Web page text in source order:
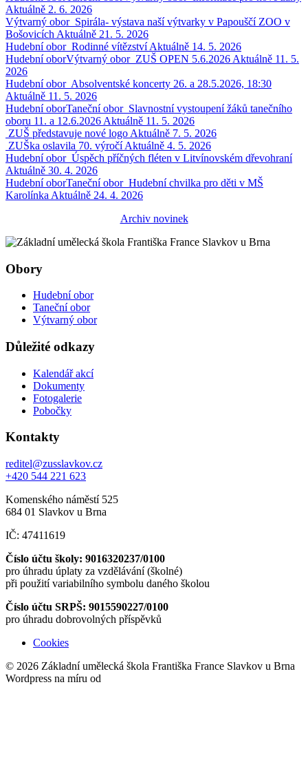
Aktuálně 2. 6. 2026
Výtvarný obor Spirála- výstava naší výtvarky v Papouščí ZOO v
Bošovicích Aktuálně 21. 5. 2026
Hudební obor Rodinné vítězství Aktuálně 14. 5. 2026
Hudební oborVýtvarný obor ZUŠ OPEN 5.6.2026 Aktuálně 11. 5.
2026
Hudební obor Absolventské koncerty 26. a 28.5.2026, 18:30
Aktuálně 11. 5. 2026
Hudební oborTaneční obor Slavnostní vystoupení žáků tanečního
oboru 11. a 12.6.2026 Aktuálně 11. 5. 2026
ZUŠ představuje nové logo Aktuálně 7. 5. 2026
ZUŠka oslavila 70. výročí Aktuálně 4. 5. 2026
Hudební obor Úspěch příčných fléten v Litvínovském dřevohraní
Aktuálně 30. 4. 2026
Hudební oborTaneční obor Hudební chvilka pro děti v MŠ
Karolínka Aktuálně 24. 4. 2026
Archiv novinek
Obory
Hudební obor
Taneční obor
Výtvarný obor
Důležité odkazy
Kalendář akcí
Dokumenty
Fotogalerie
Pobočky
Kontakty
reditel@zusslavkov.cz
+420 544 221 623
Komenského náměstí 525
684 01 Slavkov u Brna
IČ: 47411619
Číslo účtu školy: 9016320237/0100
pro úhradu úplaty za vzdělávání (školné)
při použití variabilního symbolu daného školou
Číslo účtu SRPŠ: 9015590227/0100
pro úhradu dobrovolných příspěvků
Cookies
© 2026 Základní umělecká škola Františka France Slavkov u Brna
Wordpress na míru od